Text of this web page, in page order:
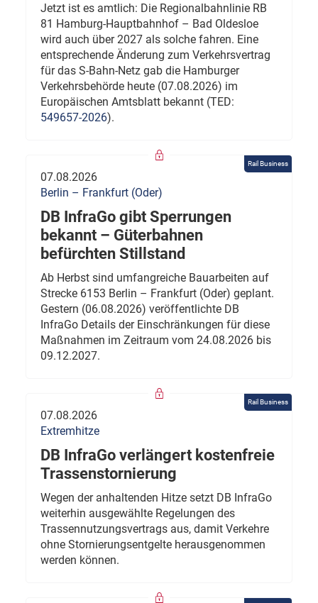
Jetzt ist es amtlich: Die Regionalbahnlinie RB
81 Hamburg-Hauptbahnhof – Bad Oldesloe
wird auch über 2027 als solche fahren. Eine
entsprechende Änderung zum Verkehrsvertrag
für das S-Bahn-Netz gab die Hamburger
Verkehrsbehörde heute (07.08.2026) im
Europäischen Amtsblatt bekannt (TED:
549657-2026).
Rail Business
07.08.2026
Berlin – Frankfurt (Oder)
DB InfraGo gibt Sperrungen
bekannt – Güterbahnen
befürchten Stillstand
Ab Herbst sind umfangreiche Bauarbeiten auf
Strecke 6153 Berlin – Frankfurt (Oder) geplant.
Gestern (06.08.2026) veröffentlichte DB
InfraGo Details der Einschränkungen für diese
Maßnahmen im Zeitraum vom 24.08.2026 bis
09.12.2027.
Rail Business
07.08.2026
Extremhitze
DB InfraGo verlängert kostenfreie
Trassenstornierung
Wegen der anhaltenden Hitze setzt DB InfraGo
weiterhin ausgewählte Regelungen des
Trassennutzungsvertrags aus, damit Verkehre
ohne Stornierungsentgelte herausgenommen
werden können.